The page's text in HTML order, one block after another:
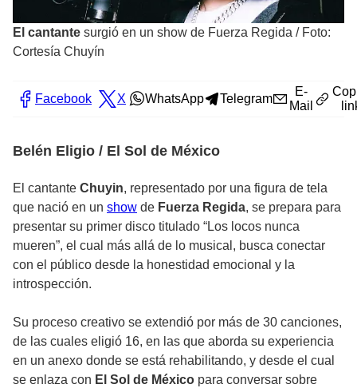
El cantante surgió en un show de Fuerza Regida / Foto:
Cortesía Chuyín
Facebook X WhatsApp Telegram
E-
Mail
Belén Eligio / El Sol de México
El cantante Chuyin, representado por una figura de tela
que nació en un show de Fuerza Regida, se prepara para
presentar su primer disco titulado “Los locos nunca
mueren”, el cual más allá de lo musical, busca conectar
con el público desde la honestidad emocional y la
introspección.
Su proceso creativo se extendió por más de 30 canciones,
de las cuales eligió 16, en las que aborda su experiencia
en un anexo donde se está rehabilitando, y desde el cual
se enlaza con El Sol de México para conversar sobre